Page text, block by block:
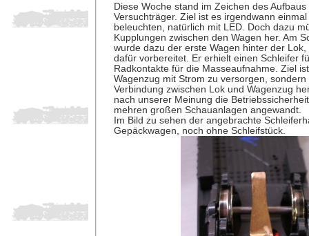
Diese Woche stand im Zeichen des
Versuchträger. Ziel ist es irgendwann
beleuchten, natürlich mit LED. Doch dazu
Kupplungen zwischen den Wagen her. Am
wurde dazu der erste Wagen hinter der
dafür vorbereitet. Er erhielt einen Schleifer
Radkontakte für die Masseaufnahme. Ziel
Wagenzug mit Strom zu versorgen, sondern
Verbindung zwischen Lok und Wagenzug
nach unserer Meinung die
mehren großen Schauanlagen angewandt.
Im Bild zu sehen der angebrachte
Gepäckwagen, noch ohne Schleifstück.